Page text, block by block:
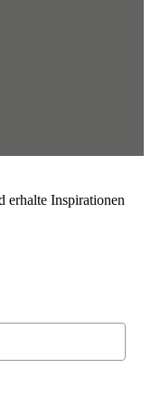
erhalte Inspirationen